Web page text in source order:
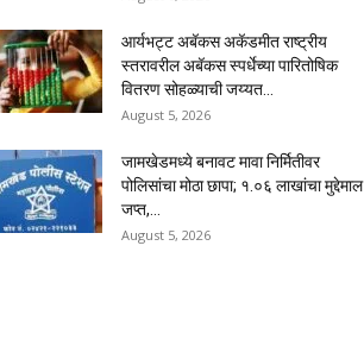
आर्यभट्ट अबॅकस अकॅडमीत राष्ट्रीय
स्तरावरील अबॅकस स्पर्धेच्या पारितोषिक
वितरण सोहळ्याची जय्यत...
August 5, 2026
जामखेडमध्ये बनावट मावा निर्मितीवर
पोलिसांचा मोठा छापा; १.०६ लाखांचा मुद्देमाल
जप्त,...
August 5, 2026